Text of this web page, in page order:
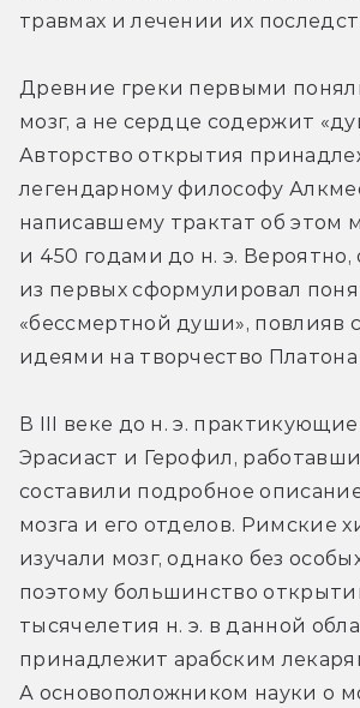
травмах и лечении их
Древние греки первыми
мозг, а не сердце содержит
Авторство открытия
легендарному философу
написавшему трактат об этом
и 450 годами до н. э.
из первых сформулировал
«бессмертной души», повлияв
идеями на творчество
В III веке до н. э.
Эрасиаст и Герофил,
составили подробное
мозга и его отделов. Римские
изучали мозг, однако без
поэтому большинство
тысячелетия н. э. в данной
принадлежит арабским
А основоположником науки о